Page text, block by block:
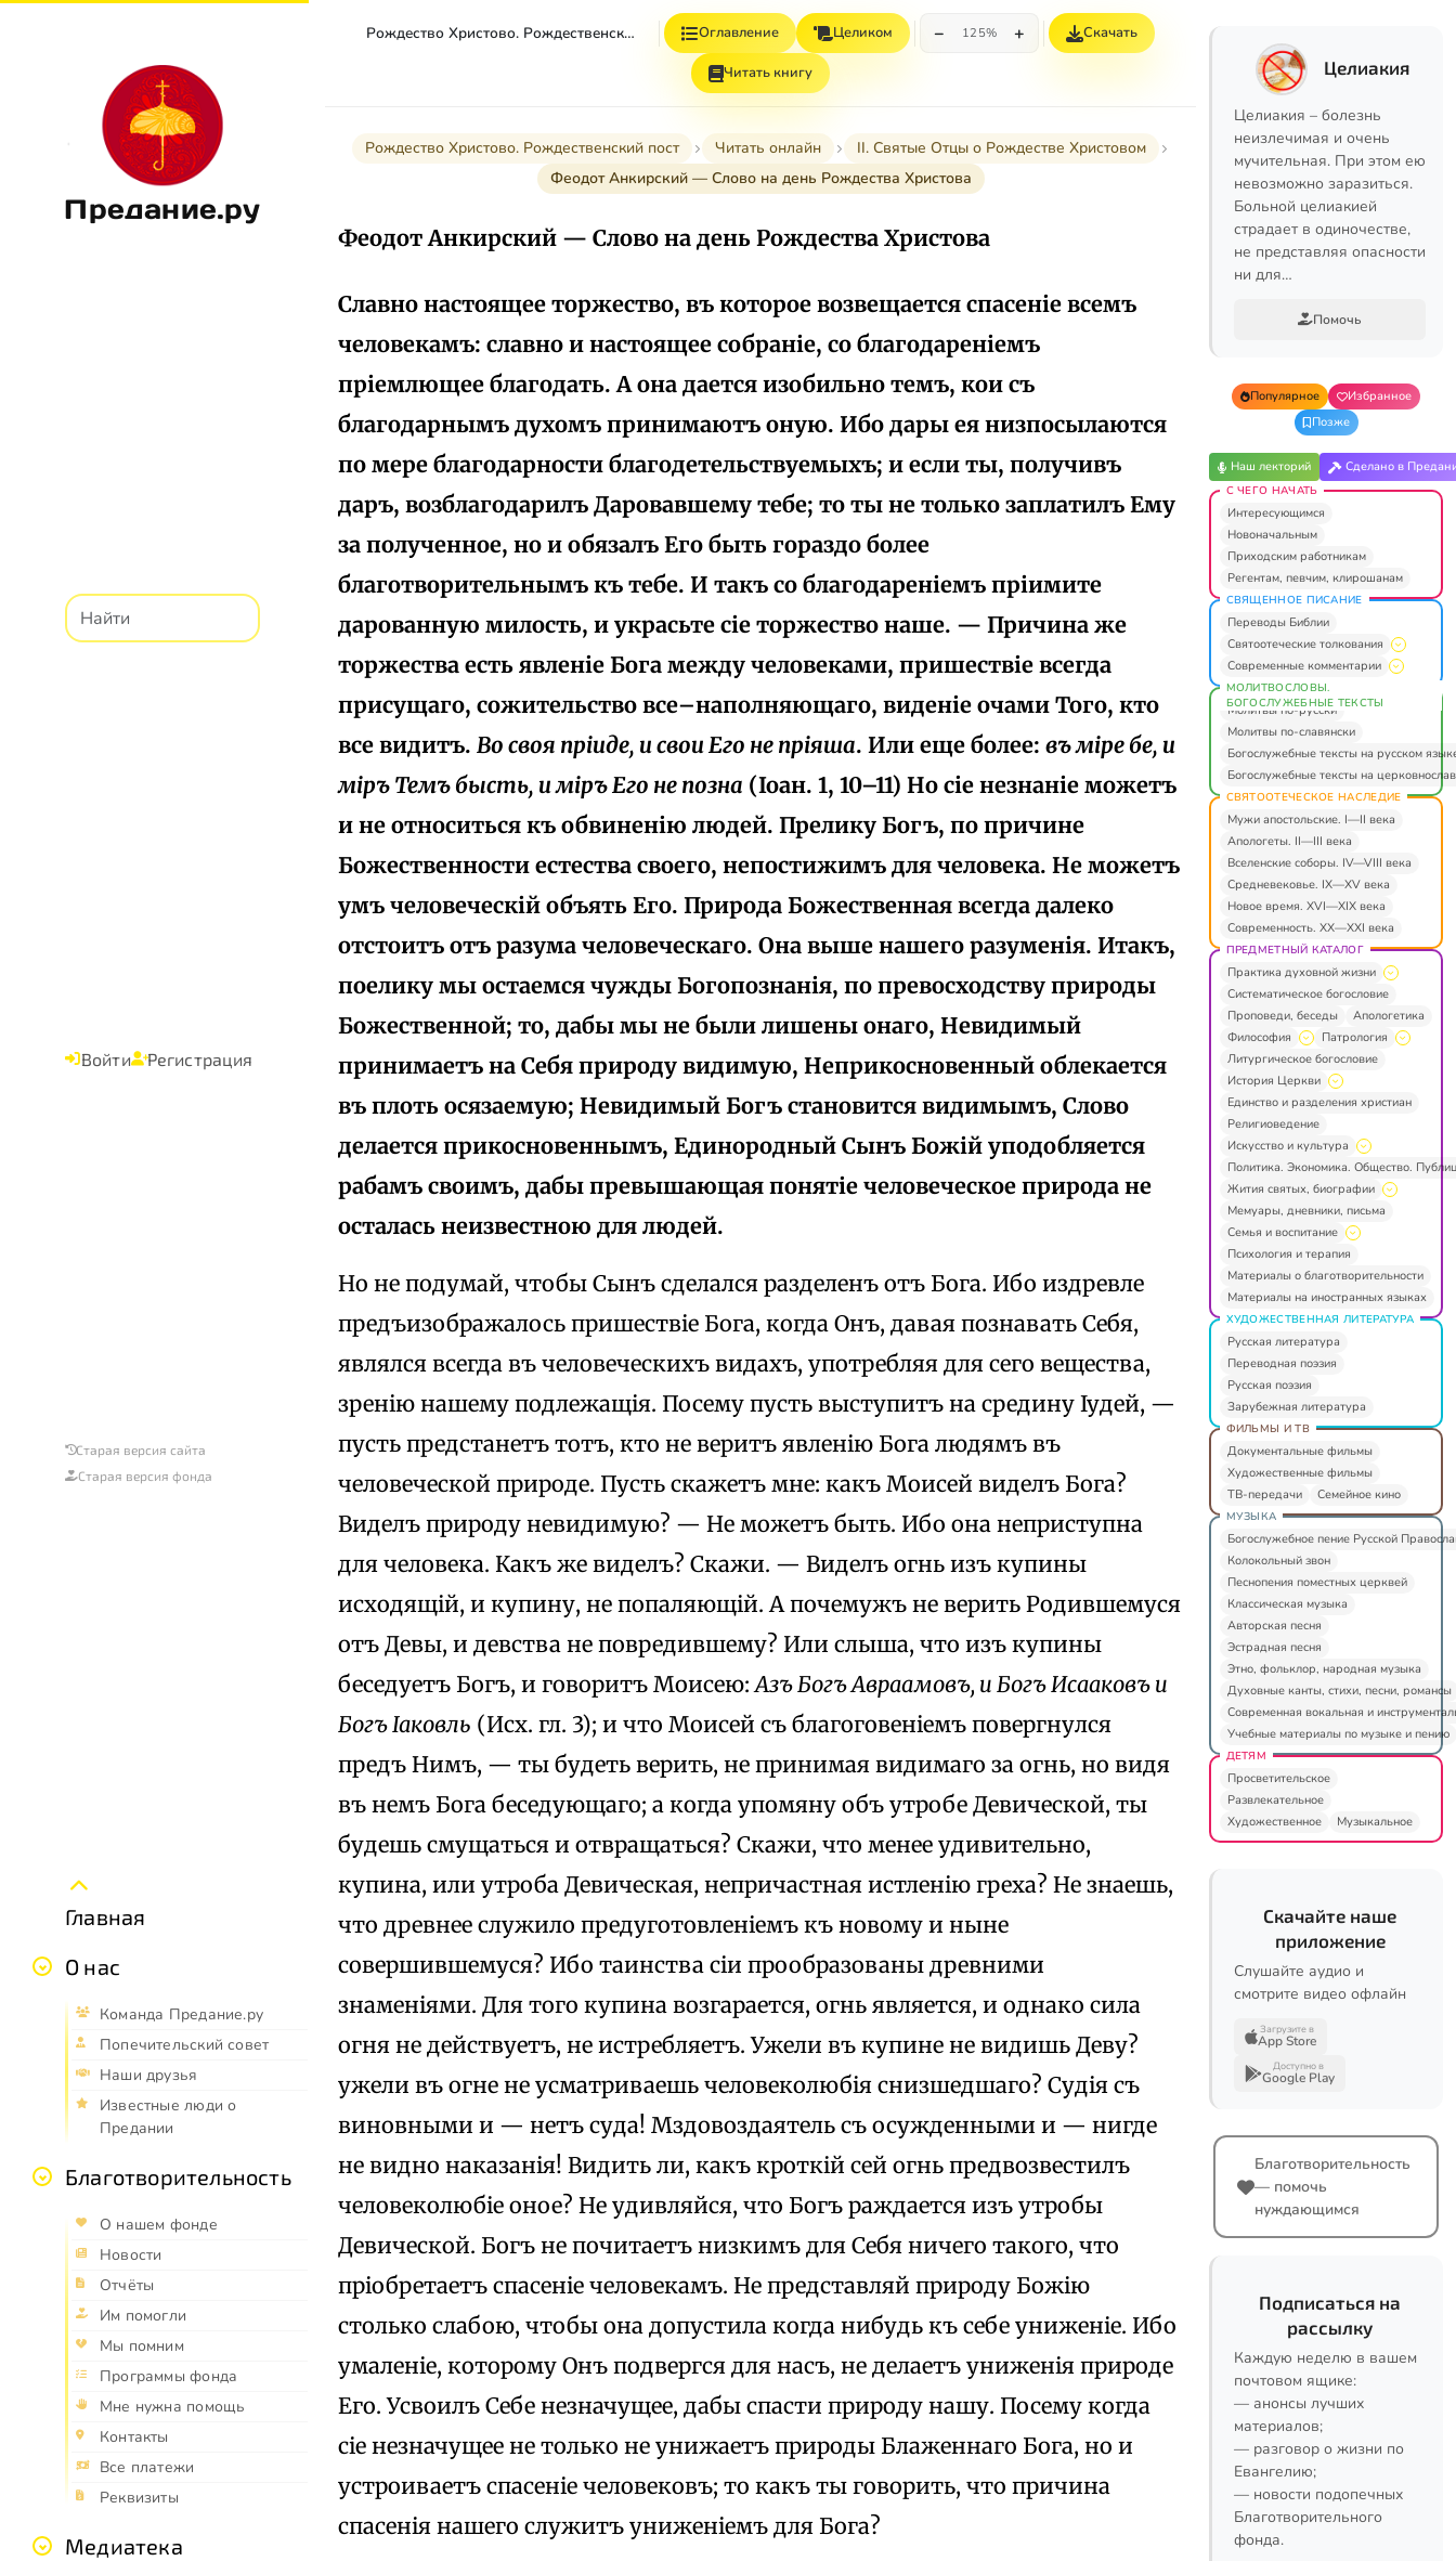
Предание.ру
Войти Регистрация
Старая версия сайта
Старая версия фонда
Главная
О нас
Команда Предание.ру
Попечительский совет
Наши друзья
Известные люди о
Предании
Благотворительность
О нашем фонде
Новости
Отчёты
Им помогли
Мы помним
Программы фонда
Мне нужна помощь
Контакты
Все платежи
Реквизиты
Медиатека
Рождество Христово. Рождественский Пост Оглавление Целиком − 125% + Скачать
Читать книгу
Рождество Христово. Рождественский пост Читать онлайн
II. Святые Отцы о Рождестве Христовом
Феодот Анкирский — Слово на день Рождества Христова
Феодот Анкирский — Слово на день Рождества Христова
Славно настоящее торжество, въ которое возвещается спасеніе всемъ
человекамъ: славно и настоящее собраніе, со благодареніемъ
пріемлющее благодать. А она дается изобильно темъ, кои съ
благодарнымъ духомъ принимаютъ оную. Ибо дары ея низпосылаются
по мере благодарности благодетельствуемыхъ; и если ты, получивъ
даръ, возблагодарилъ Даровавшему тебе; то ты не только заплатилъ Ему
за полученное, но и обязалъ Его быть гораздо более
благотворительнымъ къ тебе. И такъ со благодареніемъ пріимите
дарованную милость, и украсьте сіе торжество наше. — Причина же
торжества есть явленіе Бога между человеками, пришествіе всегда
присущаго, сожительство все–наполняющаго, виденіе очами Того, кто
все видитъ. Во своя пріиде, и свои Его не пріяша. Или еще более: въ міре бе, и
міръ Темъ бысть, и міръ Его не позна (Іоан. 1, 10–11) Но сіе незнаніе можетъ
и не относиться къ обвиненію людей. Прелику Богъ, по причине
Божественности естества своего, непостижимъ для человека. He можетъ
умъ человеческій объять Его. Природа Божественная всегда далеко
отстоитъ отъ разума человеческаго. Она выше нашего разуменія. Итакъ,
поелику мы остаемся чужды Богопознанія, по превосходству природы
Божественной; то, дабы мы не были лишены онаго, Невидимый
принимаетъ на Себя природу видимую, Неприкосновенный облекается
въ плоть осязаемую; Невидимый Богъ становится видимымъ, Слово
делается прикосновеннымъ, Единородный Сынъ Божій уподобляется
рабамъ своимъ, дабы превышающая понятіе человеческое природа не
осталась неизвестною для людей.
Но не подумай, чтобы Сынъ сделался разделенъ отъ Бога. Ибо издревле
предъизображалось пришествіе Бога, когда Онъ, давая познавать Себя,
являлся всегда въ человеческихъ видахъ, употребляя для сего вещества,
зренію нашему подлежащія. Посему пусть выступитъ на средину Іудей, —
пусть предстанетъ тотъ, кто не веритъ явленію Бога людямъ въ
человеческой природе. Пусть скажетъ мне: какъ Моисей виделъ Бога?
Виделъ природу невидимую? — He можетъ быть. Ибо она неприступна
для человека. Какъ же виделъ? Скажи. — Виделъ огнь изъ купины
исходящій, и купину, не попаляющій. А почемужъ не верить Родившемуся
отъ Девы, и девства не повредившему? Или слыша, что изъ купины
беседуетъ Богъ, и говоритъ Моисею: Азъ Богъ Авраамовъ, и Богъ Исааковъ и
Богъ Іаковль (Исх. гл. 3); и что Моисей съ благоговеніемъ повергнулся
предъ Нимъ, — ты будеть верить, не принимая видимаго за огнь, но видя
въ немъ Бога беседующаго; а когда упомяну объ утробе Девической, ты
будешь смущаться и отвращаться? Скажи, что менее удивительно,
купина, или утроба Девическая, непричастная истленію греха? He знаешь,
что древнее служило предуготовленіемъ къ новому и ныне
совершившемуся? Ибо таинства сіи прообразованы древними
знаменіями. Для того купина возгарается, огнь является, и однако сила
огня не действуетъ, не истребляетъ. Ужели въ купине не видишь Деву?
ужели въ огне не усматриваешь человеколюбія снизшедшаго? Судія съ
виновными и — нетъ суда! Мздовоздаятель съ осужденными и — нигде
не видно наказанія! Видить ли, какъ кроткій сей огнь предвозвестилъ
человеколюбіе оное? He удивляйся, что Богъ раждается изъ утробы
Девической. Богъ не почитаетъ низкимъ для Себя ничего такого, что
пріобретаетъ спасеніе человекамъ. Не представляй природу Божію
столько слабою, чтобы она допустила когда нибудь къ себе униженіе. Ибо
умаленіе, которому Онъ подвергся для насъ, не делаетъ униженія природе
Его. Усвоилъ Себе незначущее, дабы спасти природу нашу. Посему когда
сіе незначущее не только не унижаетъ природы Блаженнаго Бога, но и
устроиваетъ спасеніе человековъ; то какъ ты говорить, что причина
спасенія нашего служитъ униженіемъ для Бога?
Целиакия
Целиакия – болезнь
неизлечимая и очень
мучительная. При этом ею
невозможно заразиться.
Больной целиакией
страдает в одиночестве,
не представляя опасности
ни для…
Помочь
Популярное
Избранное
Позже
Наш лекторий Сделано в
С ЧЕГО НАЧАТЬ
Интересующимся
Новоначальным
Приходским работникам
Регентам, певчим, клирошанам
СВЯЩЕННОЕ ПИСАНИЕ
Переводы Библии
Святоотеческие толкования
Современные комментарии
МОЛИТВОСЛОВЫ.
БОГОСЛУЖЕБНЫЕ ТЕКСТЫ
Молитвы по-русски
Молитвы по-славянски
Богослужебные тексты на русском
Богослужебные тексты на
СВЯТООТЕЧЕСКОЕ НАСЛЕДИЕ
Мужи апостольские. I—II века
Апологеты. II—III века
Вселенские соборы. IV—VIII века
Средневековье. IX—XV века
Новое время. XVI—XIX века
Современность. XX—XXI века
ПРЕДМЕТНЫЙ КАТАЛОГ
Практика духовной жизни
Систематическое богословие
Проповеди, беседы
Апологетика
Философия
Патрология
Литургическое богословие
История Церкви
Единство и разделения христиан
Религиоведение
Искусство и культура
Политика. Экономика. Общество.
Жития святых, биографии
Мемуары, дневники, письма
Семья и воспитание
Психология и терапия
Материалы о благотворительности
Материалы на иностранных языках
ХУДОЖЕСТВЕННАЯ ЛИТЕРАТУРА
Русская литература
Переводная поэзия
Русская поэзия
Зарубежная литература
ФИЛЬМЫ И ТВ
Документальные фильмы
Художественные фильмы
ТВ-передачи
Семейное кино
МУЗЫКА
Богослужебное пение Русской
Колокольный звон
Песнопения поместных церквей
Классическая музыка
Авторская песня
Эстрадная песня
Этно, фольклор, народная музыка
Духовные канты, стихи, песни, романсы
Современная вокальная и
Учебные материалы по музыке и пению
ДЕТЯМ
Просветительское
Развлекательное
Художественное
Музыкальное
Скачайте наше
приложение
Слушайте аудио и
смотрите видео офлайн
Загрузите в
App Store
Доступно в
Google Play
Благотворительность
— помочь
нуждающимся
Подписаться на
рассылку
Каждую неделю в вашем
почтовом ящике:
— анонсы лучших
материалов;
— разговор о жизни по
Евангелию;
— новости подопечных
Благотворительного
фонда.